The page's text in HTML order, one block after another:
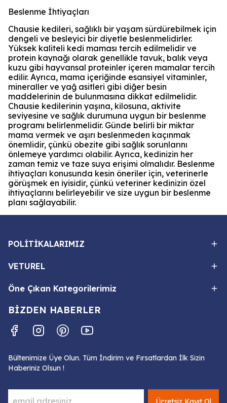
Beslenme İhtiyaçları
Chausie kedileri, sağlıklı bir yaşam sürdürebilmek için
dengeli ve besleyici bir diyetle beslenmelidirler.
Yüksek kaliteli kedi maması tercih edilmelidir ve
protein kaynağı olarak genellikle tavuk, balık veya
kuzu gibi hayvansal proteinler içeren mamalar tercih
edilir. Ayrıca, mama içeriğinde esansiyel vitaminler,
mineraller ve yağ asitleri gibi diğer besin
maddelerinin de bulunmasına dikkat edilmelidir.
Chausie kedilerinin yaşına, kilosuna, aktivite
seviyesine ve sağlık durumuna uygun bir beslenme
programı belirlenmelidir. Günde belirli bir miktar
mama vermek ve aşırı beslenmeden kaçınmak
önemlidir, çünkü obezite gibi sağlık sorunlarını
önlemeye yardımcı olabilir. Ayrıca, kedinizin her
zaman temiz ve taze suya erişimi olmalıdır. Beslenme
ihtiyaçları konusunda kesin öneriler için, veterinerle
görüşmek en iyisidir, çünkü veteriner kedinizin özel
ihtiyaçlarını belirleyebilir ve size uygun bir beslenme
planı sağlayabilir.
POLİTİKALARIMIZ
VETUREL
Öne Çıkan Kategorilerimiz
BİZDEN HABERLER
Bültenimize Üye Olun. Tüm İndirim ve Fırsatlardan İlk Sizin
Haberiniz Olsun !